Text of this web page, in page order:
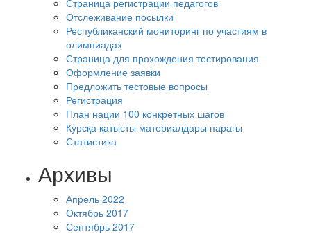
Страница регистрации педагогов
Отслеживание посылки
Республиканский мониторинг по участиям в
олимпиадах
Страница для прохождения тестирования
Оформление заявки
Предложить тестовые вопросы
Регистрация
План нации 100 конкретных шагов
Курсқа қатысты материалдары парағы
Статистика
Архивы
Апрель 2022
Октябрь 2017
Сентябрь 2017